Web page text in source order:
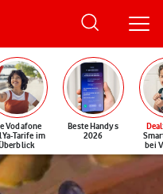
Vodafone
Tarife im
Beste Handys
2026
Deal
bei